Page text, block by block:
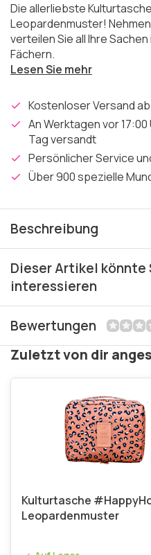
Die allerliebste
Leopardenmuster!
verteilen Sie all Ihre
Fächern.
Lesen Sie mehr
Kostenloser Versand
An Werktagen vor
Tag versandt
Persönlicher Service
Über 900 spezielle
Beschreibung
Dieser Artikel könnte
interessieren
Bewertungen
Zuletzt von dir
Kulturtasche
Leopardenmuster